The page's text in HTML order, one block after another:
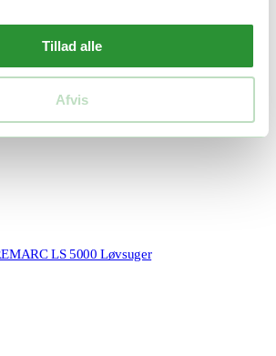
Tillad alle
Afvis
LS 5000 Løvsuger